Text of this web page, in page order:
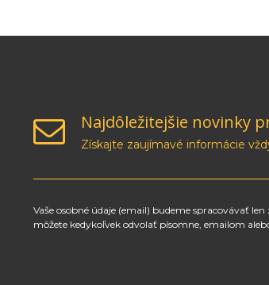
Najdôležitejšie novinky
Získajte zaujímavé informácie
Vaše osobné údaje (email) budeme spracovávať
môžete kedykoľvek odvolať písomne, emailom